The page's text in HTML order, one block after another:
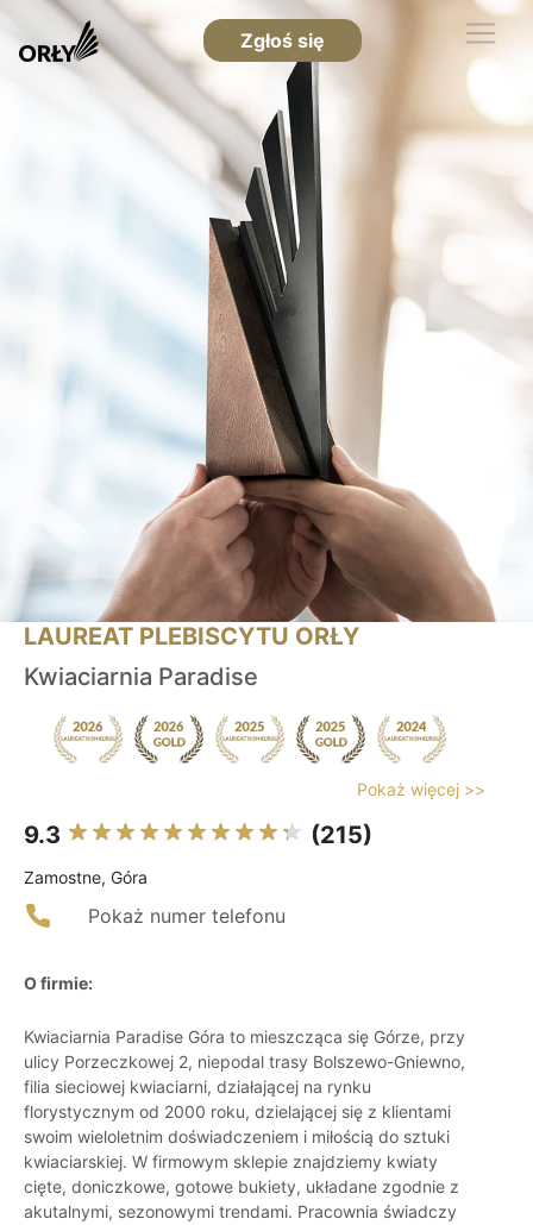
Zgłoś się
LAUREAT PLEBISCYTU ORŁY
Kwiaciarnia Paradise
Pokaż więcej >>
9.3 (215)
Zamostne, Góra
Pokaż numer telefonu
O firmie:
Kwiaciarnia Paradise Góra to mieszcząca się Górze, przy
ulicy Porzeczkowej 2, niepodal trasy Bolszewo-Gniewno,
filia sieciowej kwiaciarni, działającej na rynku
florystycznym od 2000 roku, dzielającej się z klientami
swoim wieloletnim doświadczeniem i miłością do sztuki
kwiaciarskiej. W firmowym sklepie znajdziemy kwiaty
cięte, doniczkowe, gotowe bukiety, układane zgodnie z
akutalnymi, sezonowymi trendami. Pracownia świadczy